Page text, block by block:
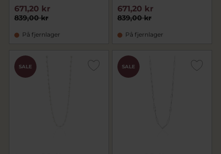
839,00 kr
671,20 kr
På fjernlager
839,00 kr
671,20 kr
På fjernlager
SALE SALE